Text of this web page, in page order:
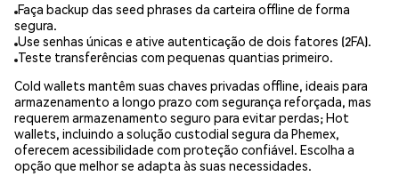
Faça backup das seed phrases da carteira offline de forma
segura.
Use senhas únicas e ative autenticação de dois fatores (2FA).
Teste transferências com pequenas quantias primeiro.
Cold wallets mantêm suas chaves privadas offline, ideais para
armazenamento a longo prazo com segurança reforçada, mas
requerem armazenamento seguro para evitar perdas; Hot
wallets, incluindo a solução custodial segura da Phemex,
oferecem acessibilidade com proteção confiável. Escolha a
opção que melhor se adapta às suas necessidades.